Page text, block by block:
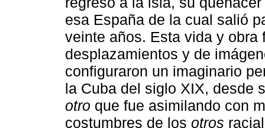
esa España de la cual salió
veinte años. Esta vida y obra
desplazamientos y de
configuraron un imaginario
la Cuba del siglo XIX, desde
otro que fue asimilando con
costumbres de los otros